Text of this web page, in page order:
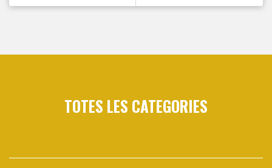
TOTES LES CATEGORIES